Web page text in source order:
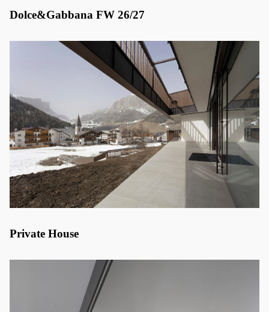
Dolce&Gabbana FW 26/27
Private House